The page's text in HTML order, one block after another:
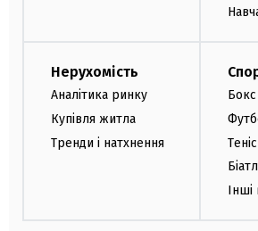
Нерухомість
Аналітика ринку
Купівля житла
Тренди і натхнення
Бокс
Теніс